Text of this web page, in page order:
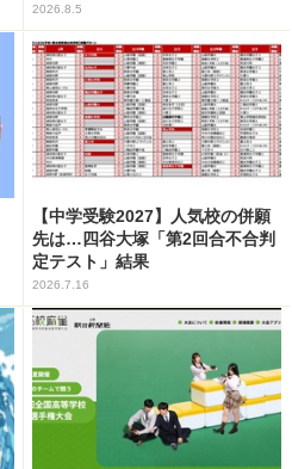
2026.8.5
【中学受験2027】人気校の併願
先は…四谷大塚「第2回合不合判
定テスト」結果
2026.7.16